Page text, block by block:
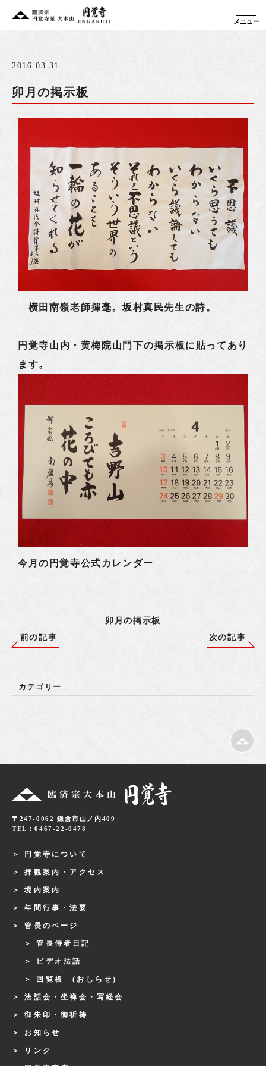
メニュー
2016.03.31
卯月の掲示板
横田南嶺老師揮毫。坂村真民先生の詩。
円覚寺山内・黄梅院山門下の掲示板に貼ってあり
ます。
今月の円覚寺公式カレンダー
卯月の掲示板
前の記事
次の記事
カテゴリー
〒247-0062 鎌倉市山ノ内409
TEL：0467-22-0478
円覚寺について
拝観案内・アクセス
境内案内
年間行事・法要
管長のページ
管長侍者日記
ビデオ法話
回覧板 (おしらせ)
法話会・坐禅会・写経会
御朱印・御祈祷
お知らせ
リンク